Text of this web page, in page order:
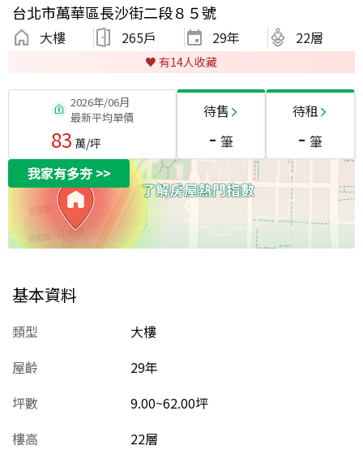
台北市萬華區長沙街二段８５號
大樓 265戶 29年 22層
♥️ 有14人收藏
2026年/06月
最新平均單價
83 萬/坪
待售
- 筆
待租
- 筆
我家有多夯>>
基本資料
類型
大樓
屋齡
29年
坪數
9.00~62.00坪
樓高
22層